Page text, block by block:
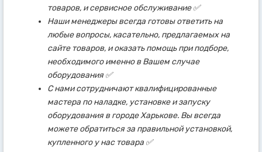
товаров, и сервисное обслуживание ✅
Наши менеджеры всегда готовы ответить на
любые вопросы, касательно, предлагаемых на
сайте товаров, и оказать помощь при подборе,
необходимого именно в Вашем случае
оборудования ✅
С нами сотрудничают квалифицированные
мастера по наладке, установке и запуску
оборудования в городе Харькове. Вы всегда
можете обратиться за правильной установкой,
купленного у нас товара ✅